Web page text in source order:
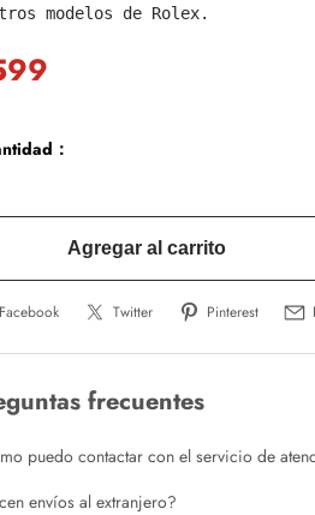
modelos de Rolex.
：
Agregar al carrito
Facebook Twitter Pinterest
frecuentes
puedo contactar con el servicio de
envíos al extranjero?